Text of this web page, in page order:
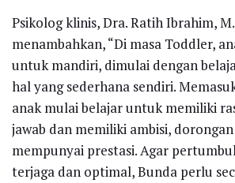
Psikolog klinis, Dra. Ratih Ibrahim,
menambahkan, “Di masa Toddler,
untuk mandiri, dimulai dengan
hal yang sederhana sendiri.
anak mulai belajar untuk memiliki
jawab dan memiliki ambisi,
mempunyai prestasi. Agar
terjaga dan optimal, Bunda perlu